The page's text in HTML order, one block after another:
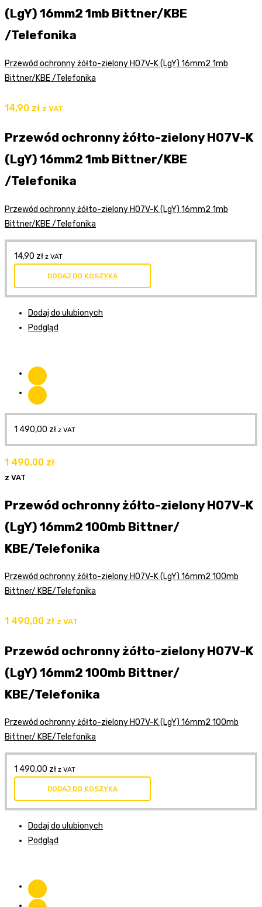
(LgY) 16mm2 1mb Bittner/KBE
/Telefonika
Przewód ochronny żółto-zielony H07V-K (LgY) 16mm2 1mb
Bittner/KBE /Telefonika
14,90 zł z VAT
Przewód ochronny żółto-zielony H07V-K
(LgY) 16mm2 1mb Bittner/KBE
/Telefonika
Przewód ochronny żółto-zielony H07V-K (LgY) 16mm2 1mb
Bittner/KBE /Telefonika
14,90 zł z VAT
DODAJ DO KOSZYKA
Dodaj do ulubionych
Podgląd
1 490,00 zł z VAT
1 490,00 zł
z VAT
Przewód ochronny żółto-zielony H07V-K
(LgY) 16mm2 100mb Bittner/
KBE/Telefonika
Przewód ochronny żółto-zielony H07V-K (LgY) 16mm2 100mb
Bittner/ KBE/Telefonika
1 490,00 zł z VAT
Przewód ochronny żółto-zielony H07V-K
(LgY) 16mm2 100mb Bittner/
KBE/Telefonika
Przewód ochronny żółto-zielony H07V-K (LgY) 16mm2 100mb
Bittner/ KBE/Telefonika
1 490,00 zł z VAT
DODAJ DO KOSZYKA
Dodaj do ulubionych
Podgląd